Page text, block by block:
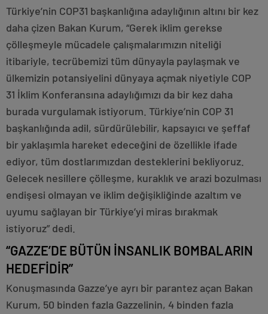
Türkiye’nin COP31 başkanlığına adaylığının altını bir kez
daha çizen Bakan Kurum, “Gerek iklim gerekse
çölleşmeyle mücadele çalışmalarımızın niteliği
itibariyle, tecrübemizi tüm dünyayla paylaşmak ve
ülkemizin potansiyelini dünyaya açmak niyetiyle COP
31 İklim Konferansına adaylığımızı da bir kez daha
burada vurgulamak istiyorum. Türkiye’nin COP 31
başkanlığında adil, sürdürülebilir, kapsayıcı ve şeffaf
bir yaklaşımla hareket edeceğini de özellikle ifade
ediyor, tüm dostlarımızdan desteklerini bekliyoruz.
Gelecek nesillere çölleşme, kuraklık ve arazi bozulması
endişesi olmayan ve iklim değişikliğinde azaltım ve
uyumu sağlayan bir Türkiye’yi miras bırakmak
istiyoruz” dedi.
“GAZZE’DE BÜTÜN İNSANLIK BOMBALARIN
HEDEFİDİR”
Konuşmasında Gazze’ye ayrı bir parantez açan Bakan
Kurum, 50 binden fazla Gazzelinin, 4 binden fazla